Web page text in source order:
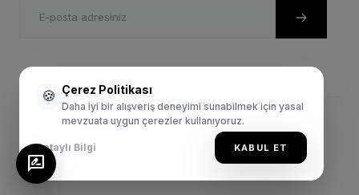
© 2024 Sportie.com.tr. Tüm Hakları Saklıdır.
Gizlilik Politikası
Satış Sözleşmesi Kullanım Şartları
🍪 Çerez Politikası
Daha iyi bir alışveriş deneyimi sunabilmek için yasal
mevzuata uygun çerezler kullanıyoruz.
Detaylı Bilgi KABUL ET
rate_review